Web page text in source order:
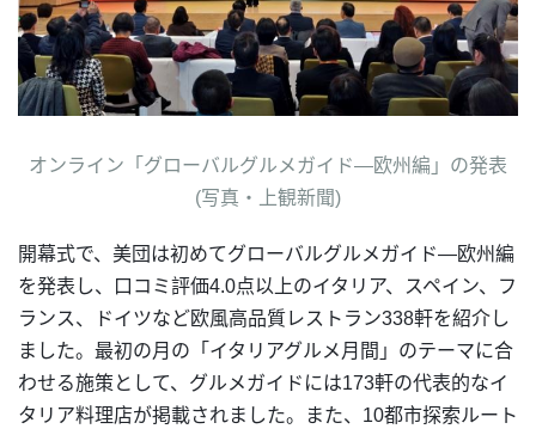
オンライン「グローバルグルメガイド―欧州編」の発表
(写真・上観新聞)
開幕式で、美団は初めてグローバルグルメガイド―欧州編
を発表し、口コミ評価4.0点以上のイタリア、スペイン、フ
ランス、ドイツなど欧風高品質レストラン338軒を紹介し
ました。最初の月の「イタリアグルメ月間」のテーマに合
わせる施策として、グルメガイドには173軒の代表的なイ
タリア料理店が掲載されました。また、10都市探索ルート